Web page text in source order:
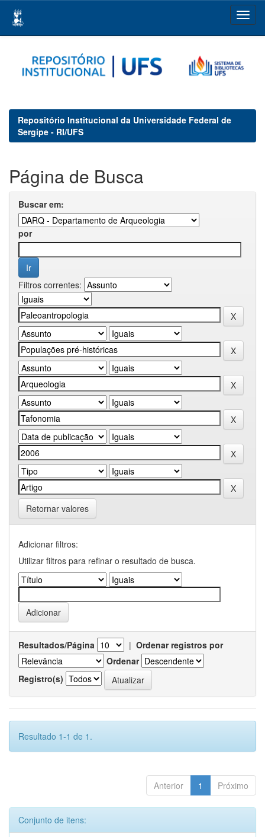
navigation
Repositório Institucional da Universidade Federal de
Sergipe - RI/UFS
Página de Busca
Buscar em:
por
Filtros correntes:
Retornar valores
Adicionar filtros:
Utilizar filtros para refinar o resultado de busca.
Resultados/Página | Ordenar registros por
Ordenar
Registro(s)
Resultado 1-1 de 1.
Anterior 1 Próximo
Conjunto de itens: